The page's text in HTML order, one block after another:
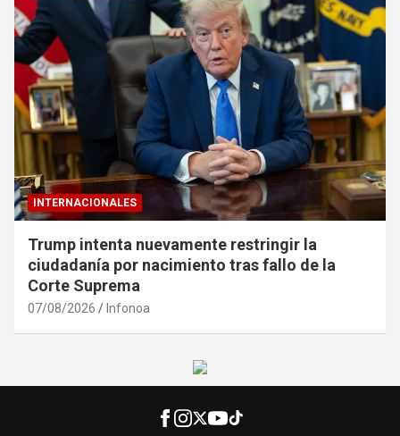
INTERNACIONALES
Trump intenta nuevamente restringir la
ciudadanía por nacimiento tras fallo de la
Corte Suprema
07/08/2026 Infonoa